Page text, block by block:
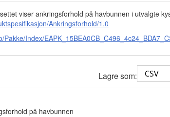
viser ankringsforhold på havbunnen i utvalgte
Ankringsforhold/1.0
Index/
Lagre som:
på havbunnen